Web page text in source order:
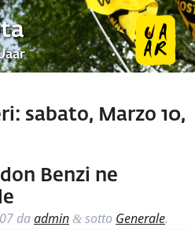
sabato, Marzo 10,
Benzi ne
daadmin & sotto Generale.